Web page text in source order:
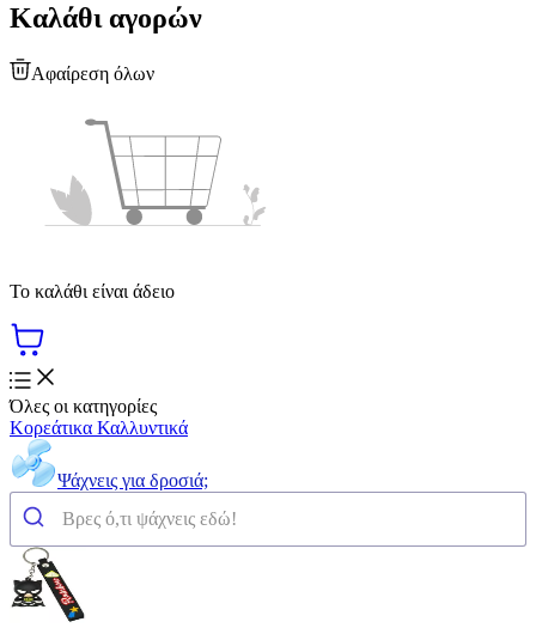
Καλάθι αγορών
Αφαίρεση όλων
Το καλάθι είναι άδειο
Όλες οι κατηγορίες
Κορεάτικα Καλλυντικά
Ψάχνεις για δροσιά;